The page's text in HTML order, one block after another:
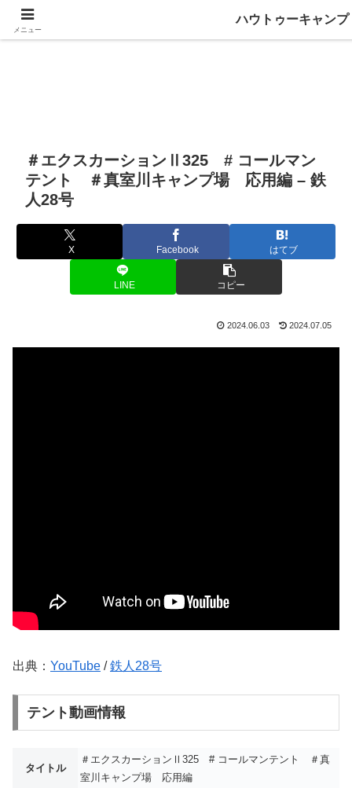
＃エクスカーションⅡ325 # コールマン
テント ＃真室川キャンプ場 応用編 – 鉄
人28号
X Facebook はてブ
LINE コピー
2024.06.03 2024.07.05
出典： YouTube /鉄人28号
テント動画情報
タイトル
＃エクスカーションⅡ325 # コールマンテント ＃真
室川キャンプ場 応用編
メニュー
ハウトゥーキャンプ